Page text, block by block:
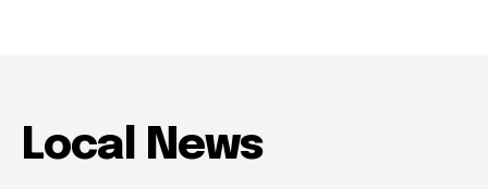
Local News